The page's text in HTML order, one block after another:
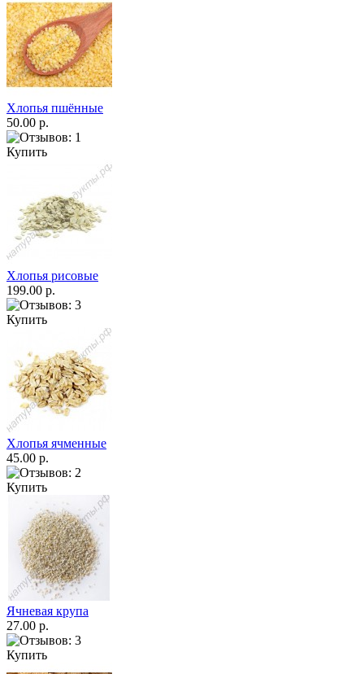
Хлопья пшённые
50.00 р.
Купить
Хлопья рисовые
199.00 р.
Купить
Хлопья ячменные
45.00 р.
Купить
Ячневая крупа
27.00 р.
Купить